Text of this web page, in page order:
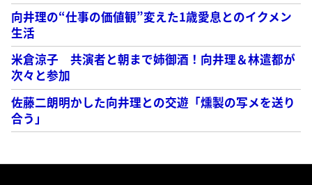
向井理の“仕事の価値観”変えた1歳愛息とのイクメン
生活
米倉涼子 共演者と朝まで姉御酒！向井理＆林遣都が
次々と参加
佐藤二朗明かした向井理との交遊「燻製の写メを送り
合う」